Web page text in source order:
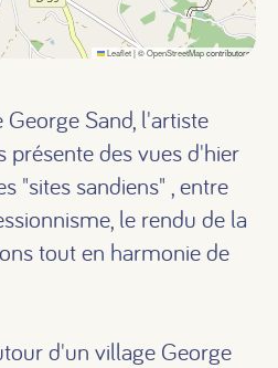
Leaflet|©OpenStreetMapcontributors
Sand, l'artiste
des vues d'hier
"sites sandiens" , entre
le rendu de la
tout en harmonie de
d'un village George